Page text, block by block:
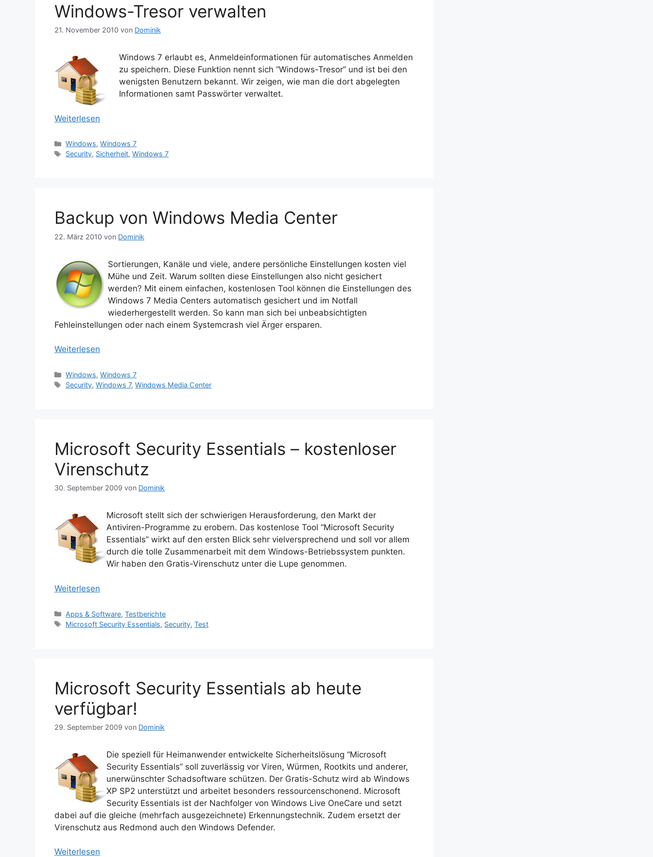
Windows-Tresor verwalten
21. November 2010 von Dominik
Windows 7 erlaubt es, Anmeldeinformationen für automatisches Anmelden
zu speichern. Diese Funktion nennt sich “Windows-Tresor” und ist bei den
wenigsten Benutzern bekannt. Wir zeigen, wie man die dort abgelegten
Informationen samt Passwörter verwaltet.
Weiterlesen
Kategorien
Windows,Windows 7
Schlagwörter
Security, Sicherheit,Windows 7
Backup von Windows Media Center
22. März 2010 von Dominik
Sortierungen, Kanäle und viele, andere persönliche Einstellungen kosten viel
Mühe und Zeit. Warum sollten diese Einstellungen also nicht gesichert
werden? Mit einem einfachen, kostenlosen Tool können die Einstellungen des
Windows 7 Media Centers automatisch gesichert und im Notfall
wiederhergestellt werden. So kann man sich bei unbeabsichtigten
Fehleinstellungen oder nach einem Systemcrash viel Ärger ersparen.
Weiterlesen
Kategorien
Windows,Windows 7
Schlagwörter
Security,Windows 7,Windows Media Center
Microsoft Security Essentials – kostenloser
Virenschutz
30. September 2009 von Dominik
Microsoft stellt sich der schwierigen Herausforderung, den Markt der
Antiviren-Programme zu erobern. Das kostenlose Tool “Microsoft Security
Essentials” wirkt auf den ersten Blick sehr vielversprechend und soll vor allem
durch die tolle Zusammenarbeit mit dem Windows-Betriebssystem punkten.
Wir haben den Gratis-Virenschutz unter die Lupe genommen.
Weiterlesen
Kategorien
Apps & Software,Testberichte
Schlagwörter
Microsoft Security Essentials, Security,Test
Microsoft Security Essentials ab heute
verfügbar!
29. September 2009 von Dominik
Die speziell für Heimanwender entwickelte Sicherheitslösung “Microsoft
Security Essentials” soll zuverlässig vor Viren, Würmen, Rootkits und anderer,
unerwünschter Schadsoftware schützen. Der Gratis-Schutz wird ab Windows
XP SP2 unterstützt und arbeitet besonders ressourcenschonend. Microsoft
Security Essentials ist der Nachfolger von Windows Live OneCare und setzt
dabei auf die gleiche (mehrfach ausgezeichnete) Erkennungstechnik. Zudem ersetzt der
Virenschutz aus Redmond auch den Windows Defender.
Weiterlesen